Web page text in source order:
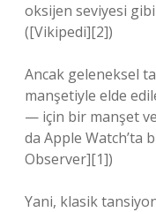
oksijen seviyesi
([Vikipedi][2])
Ancak geleneksel
manşetiyle elde
— için bir manşet
da Apple Watch’ta
Observer][1])
Yani, klasik